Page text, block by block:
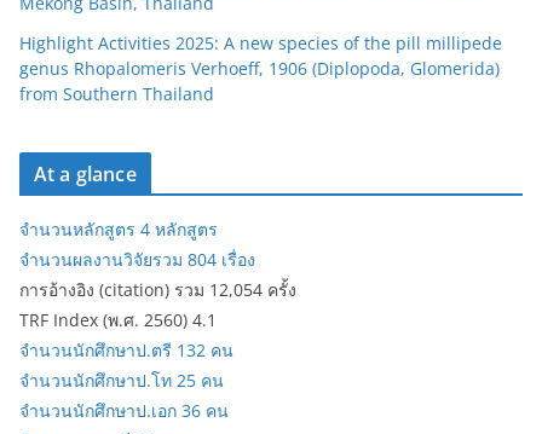
Highlight Activities 2025: A new species of the pill millipede
genus Rhopalomeris Verhoeff, 1906 (Diplopoda, Glomerida)
from Southern Thailand
At a glance
จำนวนหลักสูตร 4 หลักสูตร
จำนวนผลงานวิจัยรวม 804 เรื่อง
การอ้างอิง (citation) รวม 12,054 ครั้ง
TRF Index (พ.ศ. 2560) 4.1
จำนวนนักศึกษาป.ตรี 132 คน
จำนวนนักศึกษาป.โท 25 คน
จำนวนนักศึกษาป.เอก 36 คน